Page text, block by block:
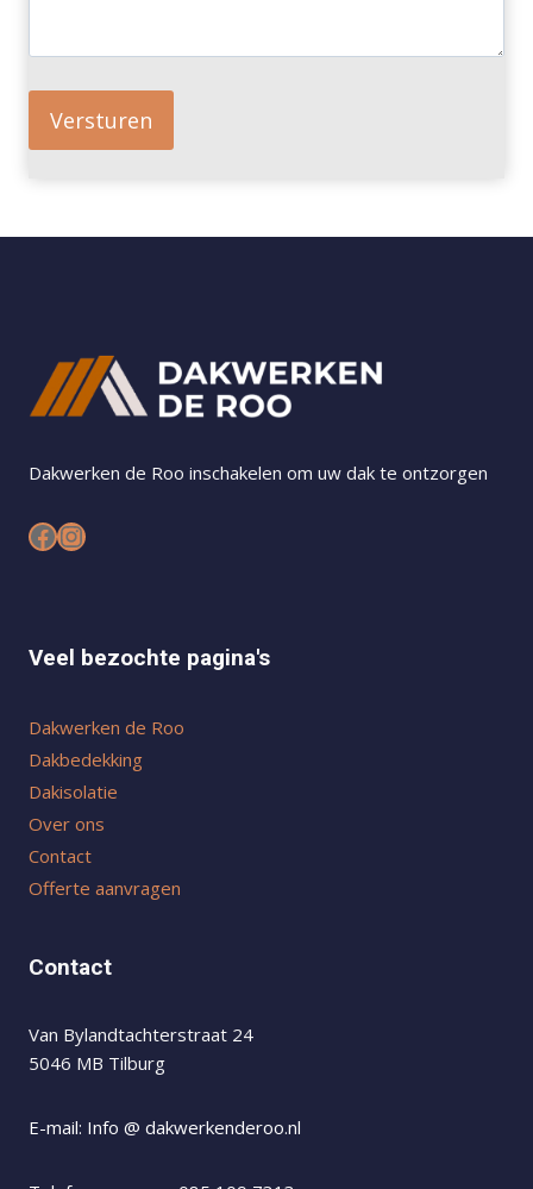
Dakwerken de Roo inschakelen om uw dak te ontzorgen
Facebook
Instagram
Veel bezochte pagina's
Dakwerken de Roo
Dakbedekking
Dakisolatie
Over ons
Contact
Offerte aanvragen
Contact
Van Bylandtachterstraat 24
5046 MB Tilburg
E-mail: Info @ dakwerkenderoo.nl